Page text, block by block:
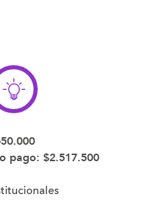
pago: $2.517.500